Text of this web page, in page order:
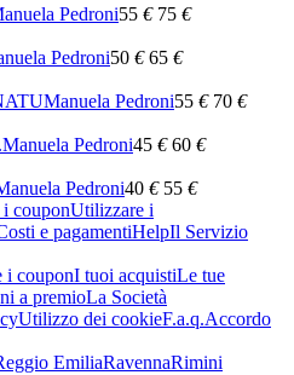
Pedroni55 € 75 €
Pedroni50 € 65 €
Manuela Pedroni55 € 70 €
Manuela Pedroni45 € 60 €
Pedroni40 € 55 €
couponUtilizzare i
e pagamentiHelpIl Servizio
i couponI tuoi acquistiLe tue
a premioLa Società
Utilizzo dei cookieF.a.q.Accordo
EmiliaRavennaRimini